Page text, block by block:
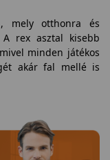
mely otthonra és
rex asztal kisebb
minden játékos
akár fal mellé is